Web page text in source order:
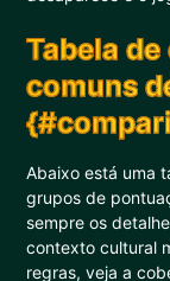
Tabela
comuns
Abaixo está uma
grupos de
sempre os
contexto cultural
regras, veja a